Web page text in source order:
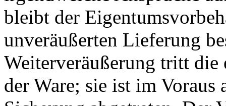
bleibt der
unveräußerten Lieferung
Weiterveräußerung tritt die
der Ware; sie ist im